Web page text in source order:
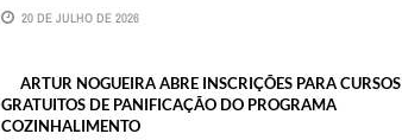
20 DE JULHO DE 2026
ARTUR NOGUEIRA ABRE INSCRIÇÕES PARA CURSOS
GRATUITOS DE PANIFICAÇÃO DO PROGRAMA
COZINHALIMENTO